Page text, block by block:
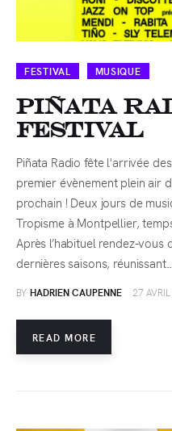
FESTIVAL MUSIQUE
Piñata
Festival
Piñata Radio fête l'arrivée
premier évènement plein air
prochain ! Deux jours de
Tropisme à Montpellier,
Après l’habituel rendez-
dernières saisons, réunissant…
BY HADRIEN CAUPENNE 27
READ MORE